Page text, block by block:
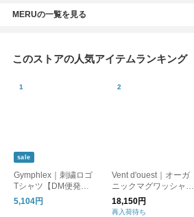
MERUの一覧を見る
このストアの人気アイテムランキング
sale
Gymphlex｜刺繍ロゴ
Tシャツ【DM便発送
可能】【SALE20％OF
F!】
5,104円
Vent d'ouest｜オーガ
ニックマグワッシャー
チェック柄ギャザーシ
ャツ【DM便発送可
18,150円
再入荷待ち